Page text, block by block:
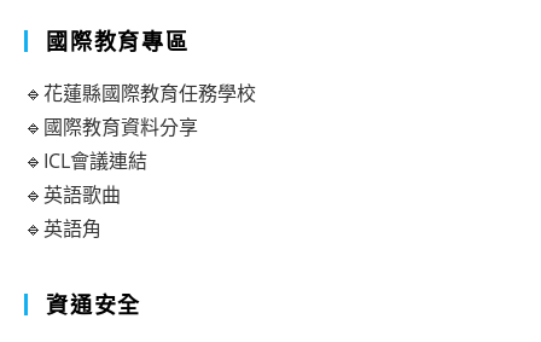
國際教育專區
🔹花蓮縣國際教育任務學校
🔹國際教育資料分享
🔹ICL會議連結
🔹英語歌曲
🔹英語角
資通安全